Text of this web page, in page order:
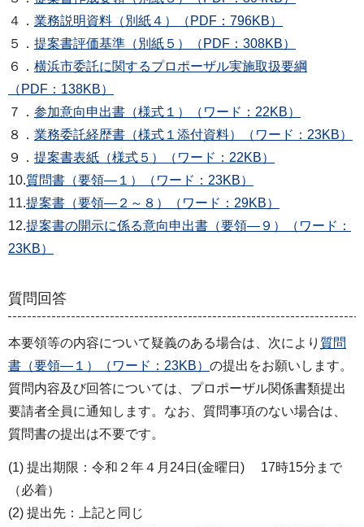
４． 業務説明資料（別紙４）（PDF：796KB）
５． 提案書評価基準（別紙５）（PDF：308KB）
６． 横浜市委託に関するプロポーザル実施取扱要綱
（PDF：138KB）
７． 参加意向申出書（様式１）（ワード：22KB）
８． 業務委託経歴書（様式１添付資料）（ワード：23KB）
９． 提案書表紙（様式５）（ワード：22KB）
10.質問書（要領―１）（ワード：23KB）
11.提案書（要領―２～８）（ワード：29KB）
12.提案書の開示に係る意向申出書（要領―９）（ワード：
23KB）
質問回答
本要領等の内容について疑義のある場合は、次により 質問
書（要領―１）（ワード：23KB） の提出をお願いします。
質問内容及び回答については、プロポーザル関係書類提出
要請者全員に通知します。なお、質問事項のない場合は、
質問書の提出は不要です。
(1) 提出期限：令和２年４月24日(金曜日) 17時15分まで
（必着）
(2) 提出先：上記と同じ